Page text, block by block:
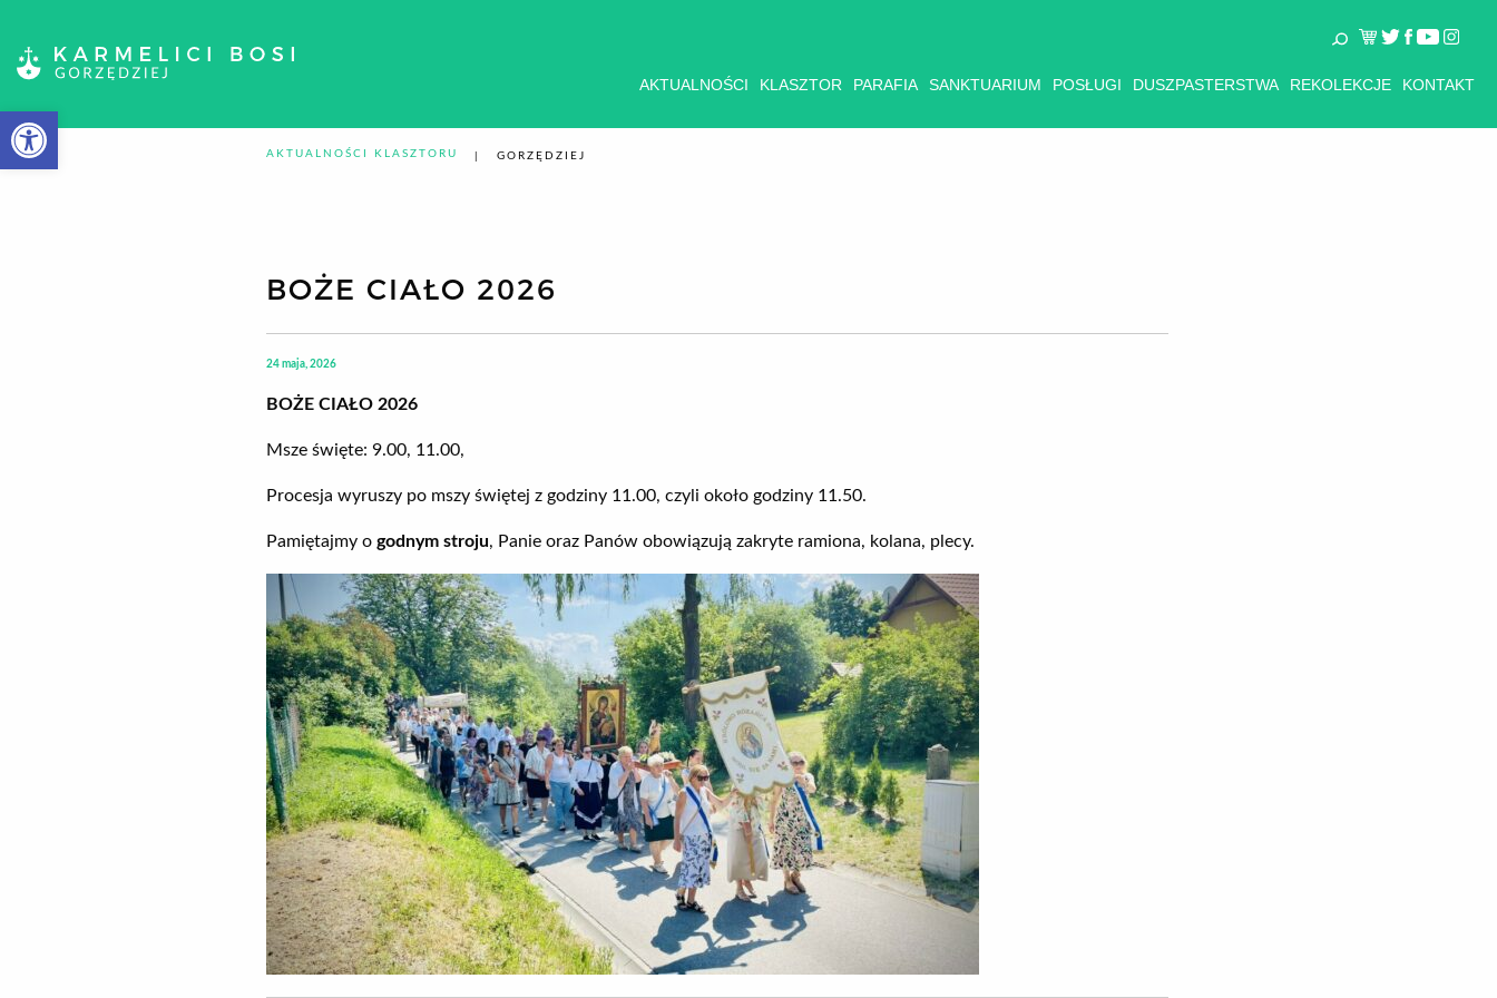
Otwórz pasek narzędzi
AKTUALNOŚCI KLASZTOR PARAFIA SANKTUARIUM POSŁUGI DUSZPASTERSTWA REKOLEKCJE KONTAKT
AKTUALNOŚCI KLASZTORU GORZĘDZIEJ
BOŻE CIAŁO 2026
24 maja, 2026
BOŻE CIAŁO 2026
Msze święte: 9.00, 11.00,
Procesja wyruszy po mszy świętej z godziny 11.00, czyli około godziny 11.50.
Pamiętajmy o godnym stroju, Panie oraz Panów obowiązują zakryte ramiona, kolana, plecy.